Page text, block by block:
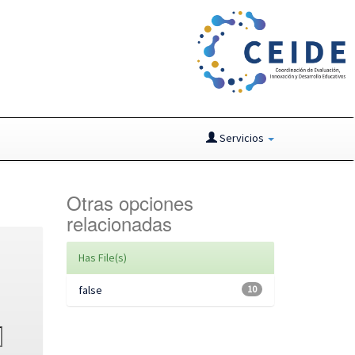
Servicios
Otras opciones
relacionadas
Has File(s)
10
false